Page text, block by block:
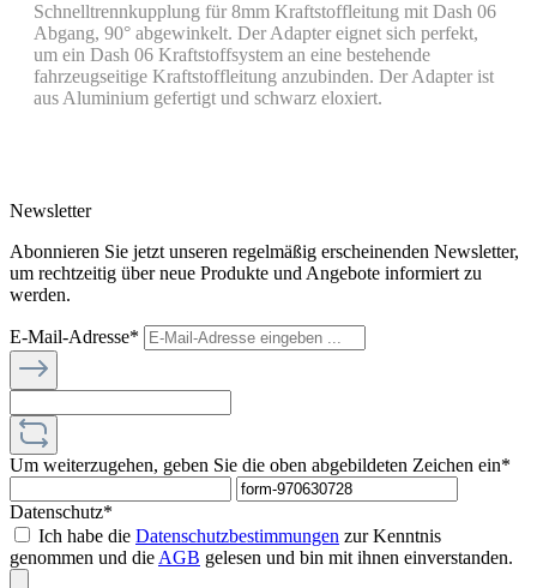
Schnelltrennkupplung für 8mm Kraftstoffleitung mit Dash 06
Abgang, 90° abgewinkelt. Der Adapter eignet sich perfekt,
um ein Dash 06 Kraftstoffsystem an eine bestehende
fahrzeugseitige Kraftstoffleitung anzubinden. Der Adapter ist
aus Aluminium gefertigt und schwarz eloxiert.
Newsletter
Abonnieren Sie jetzt unseren regelmäßig erscheinenden Newsletter,
um rechtzeitig über neue Produkte und Angebote informiert zu
werden.
E-Mail-Adresse*
Um weiterzugehen, geben Sie die oben abgebildeten Zeichen ein*
Datenschutz*
Ich habe die Datenschutzbestimmungen zur Kenntnis
genommen und die AGB gelesen und bin mit ihnen einverstanden.